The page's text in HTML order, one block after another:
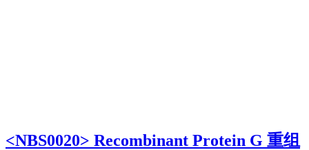
<NBS0020> Recombinant Protein G 重组